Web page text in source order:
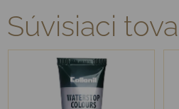
Súvisiaci